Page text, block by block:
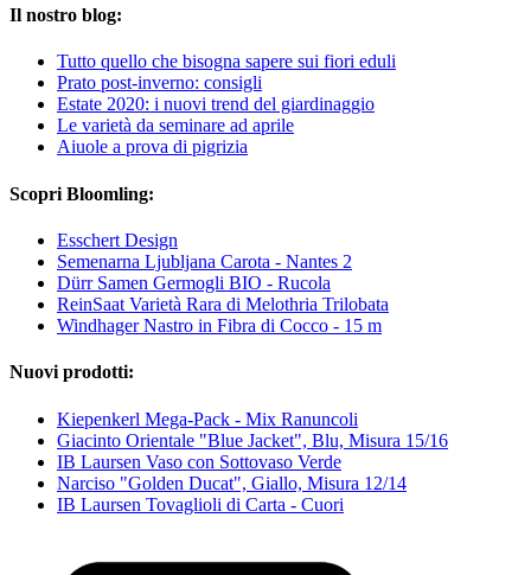
Il nostro blog:
Tutto quello che bisogna sapere sui fiori eduli
Prato post-inverno: consigli
Estate 2020: i nuovi trend del giardinaggio
Le varietà da seminare ad aprile
Aiuole a prova di pigrizia
Scopri Bloomling:
Esschert Design
Semenarna Ljubljana Carota - Nantes 2
Dürr Samen Germogli BIO - Rucola
ReinSaat Varietà Rara di Melothria Trilobata
Windhager Nastro in Fibra di Cocco - 15 m
Nuovi prodotti:
Kiepenkerl Mega-Pack - Mix Ranuncoli
Giacinto Orientale "Blue Jacket", Blu, Misura 15/16
IB Laursen Vaso con Sottovaso Verde
Narciso "Golden Ducat", Giallo, Misura 12/14
IB Laursen Tovaglioli di Carta - Cuori